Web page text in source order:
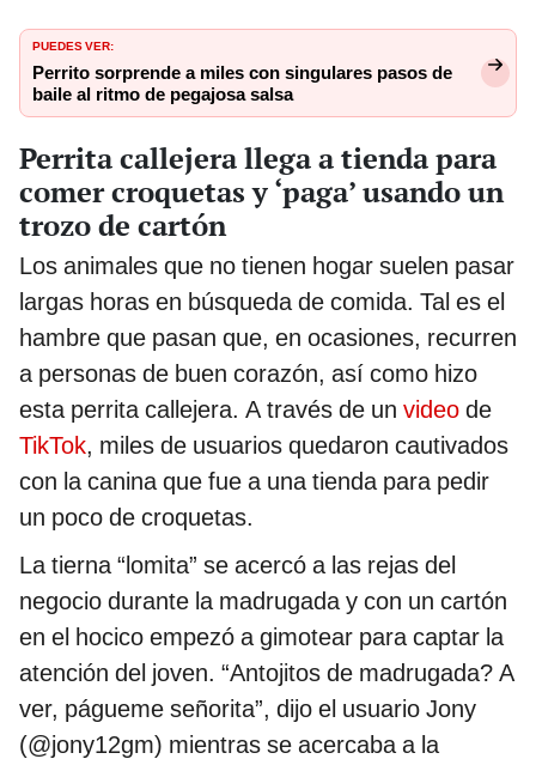
PUEDES VER:
Perrito sorprende a miles con singulares pasos de
baile al ritmo de pegajosa salsa
Perrita callejera llega a tienda para
comer croquetas y ‘paga’ usando un
trozo de cartón
Los animales que no tienen hogar suelen pasar
largas horas en búsqueda de comida. Tal es el
hambre que pasan que, en ocasiones, recurren
a personas de buen corazón, así como hizo
esta perrita callejera. A través de un video de
TikTok, miles de usuarios quedaron cautivados
con la canina que fue a una tienda para pedir
un poco de croquetas.
La tierna “lomita” se acercó a las rejas del
negocio durante la madrugada y con un cartón
en el hocico empezó a gimotear para captar la
atención del joven. “Antojitos de madrugada? A
ver, págueme señorita”, dijo el usuario Jony
(@jony12gm) mientras se acercaba a la